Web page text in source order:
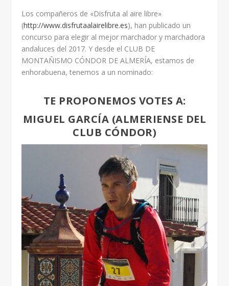
Los compañeros de «Disfruta al aire libre»
(http://www.disfrutaalairelibre.es), han publicado un
concurso para elegir al mejor marchador y marchadora
andaluces del 2017. Y desde el CLUB DE
MONTAÑISMO CÓNDOR DE ALMERÍA, estamos de
enhorabuena, tenemos a un nominado:
TE PROPONEMOS VOTES A:
MIGUEL GARCÍA (ALMERIENSE DEL
CLUB CÓNDOR)